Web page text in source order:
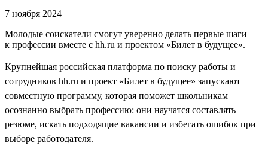
7 ноября 2024
Молодые соискатели смогут уверенно делать первые шаги
к профессии вместе с hh.ru и проектом «Билет в будущее».
Крупнейшая российская платформа по поиску работы и
сотрудников hh.ru и проект «Билет в будущее» запускают
совместную программу, которая поможет школьникам
осознанно выбрать профессию: они научатся составлять
резюме, искать подходящие вакансии и избегать ошибок при
выборе работодателя.